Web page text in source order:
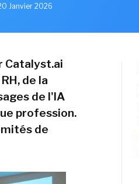
Janvier 2026
Catalyst.ai
de la
de l'IA
profession.
de